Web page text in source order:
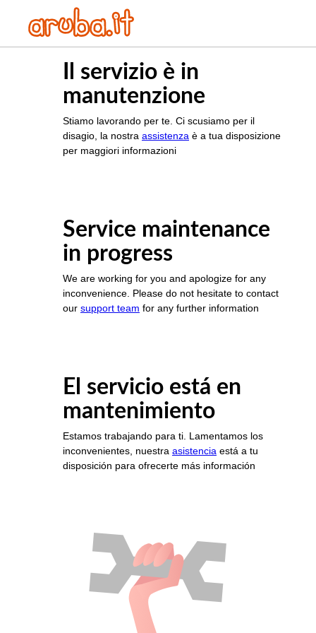
Il servizio è in
manutenzione
Stiamo lavorando per te. Ci scusiamo per il
disagio, la nostra assistenza è a tua disposizione
per maggiori informazioni
Service maintenance
in progress
We are working for you and apologize for any
inconvenience. Please do not hesitate to contact
our support team for any further information
El servicio está en
mantenimiento
Estamos trabajando para ti. Lamentamos los
inconvenientes, nuestra asistencia está a tu
disposición para ofrecerte más información